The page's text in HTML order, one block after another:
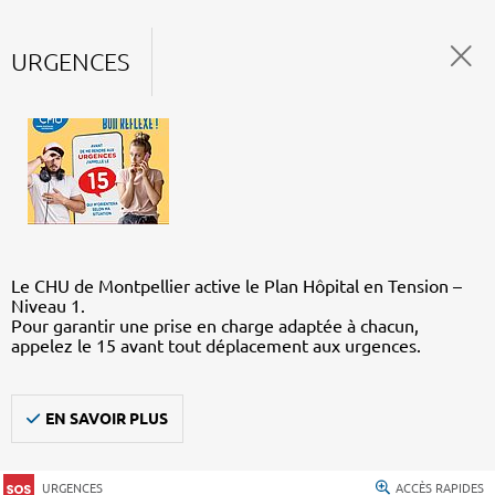
URGENCES
Le CHU de Montpellier active le Plan Hôpital en Tension –
Niveau 1.
Pour garantir une prise en charge adaptée à chacun,
appelez le 15 avant tout déplacement aux urgences.
EN SAVOIR PLUS
URGENCES ACCÈS RAPIDES